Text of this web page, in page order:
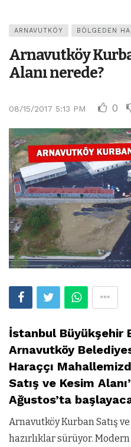
ARNAVUTKÖY BÖLGEDEN
Arnavutköy
Alanı nerede?
08/15/2017 5:13 PM 0
İstanbul Büyükşehir
Arnavutköy
Haraççı
Satış ve Kesim
Ağustos’ta
Arnavutköy Kurban Satış
hazırlıklar sürüyor.